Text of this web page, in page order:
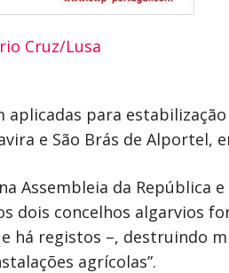
para
e São Brás de Alportel,
Assembleia da República
dois concelhos algarvios
há registos –, destruindo
agrícolas”.